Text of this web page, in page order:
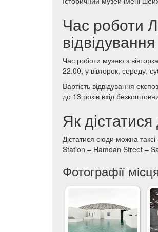
Час роботи
відвідування
Час роботи музею з
22.00, у вівторок, середу,
Вартість відвідування
до 13 років вхід
Як
Дістатися сюди можна
Station – Hamdan Street –
Фотографії